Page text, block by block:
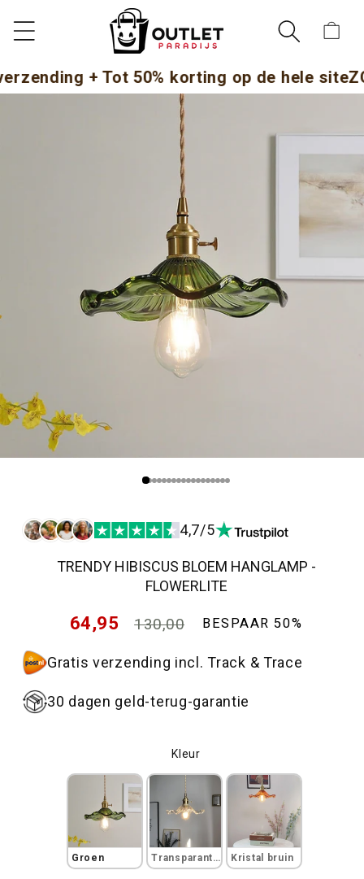
NAAR DE
CONTENT
+ Tot 50% korting op de hele site
4,7/5
TRENDY HIBISCUS BLOEM HANGLAMP -
FLOWERLITE
Normale
64,95
130,00
BESPAAR 50%
Gratis verzending incl. Track & Trace
30 dagen geld-terug-garantie
KleurKleur
Groen Transparant wit Kristal bruin